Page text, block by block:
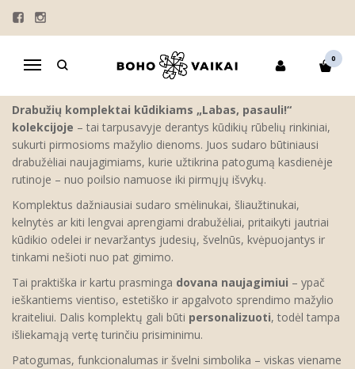
Navigacija
0
KOMPLEKTAI KŪDIKIAMS
"LABAS, PASAULI"
KALĖDINIAI RŪBELIAI
KOMPLEKTAI KŪDIKIAMS
Drabužių komplektai kūdikiams „Labas, pasauli!“
kolekcijoje – tai tarpusavyje derantys kūdikių rūbelių rinkiniai,
sukurti pirmosioms mažylio dienoms. Juos sudaro būtiniausi
drabužėliai naujagimiams, kurie užtikrina patogumą kasdienėje
rutinoje – nuo poilsio namuose iki pirmųjų išvykų.
Komplektus dažniausiai sudaro smėlinukai, šliaužtinukai,
kelnytės ar kiti lengvai aprengiami drabužėliai, pritaikyti jautriai
kūdikio odelei ir nevaržantys judesių, švelnūs, kvėpuojantys ir
tinkami nešioti nuo pat gimimo.
Tai praktiška ir kartu prasminga dovana naujagimiui – ypač
ieškantiems vientiso, estetiško ir apgalvoto sprendimo mažylio
kraiteliui. Dalis komplektų gali būti personalizuoti, todėl tampa
išliekamąją vertę turinčiu prisiminimu.
Patogumas, funkcionalumas ir švelni simbolika – viskas viename